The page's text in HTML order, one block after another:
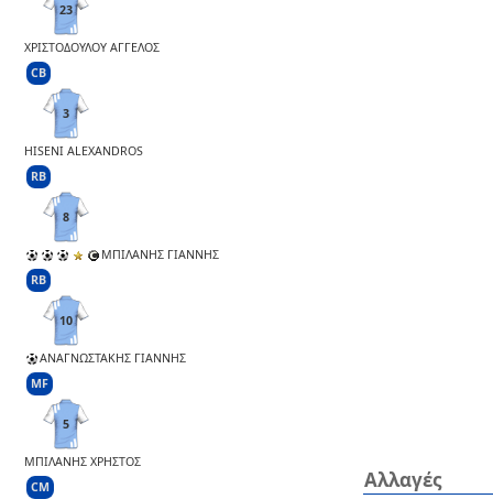
23
ΧΡΙΣΤΟΔΟΥΛΟΥ ΑΓΓΕΛΟΣ
CB
3
HISENI ALEXANDROS
RB
8
ΜΠΙΛΑΝΗΣ ΓΙΑΝΝΗΣ
RB
10
ΑΝΑΓΝΩΣΤΑΚΗΣ ΓΙΑΝΝΗΣ
MF
5
ΜΠΙΛΑΝΗΣ ΧΡΗΣΤΟΣ
CM
Αλλαγές